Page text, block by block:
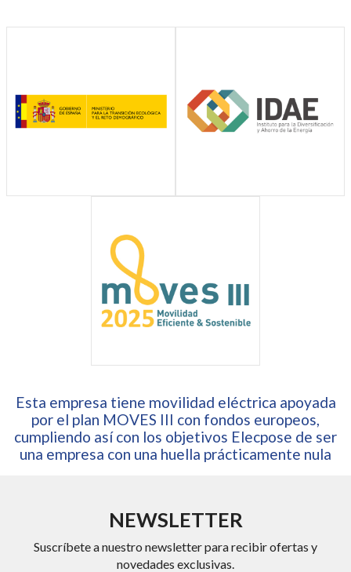
Esta empresa tiene movilidad eléctrica apoyada
por el plan MOVES III con fondos europeos,
cumpliendo así con los objetivos Elecpose de ser
una empresa con una huella prácticamente nula
NEWSLETTER
Suscríbete a nuestro newsletter para recibir ofertas y
novedades exclusivas.